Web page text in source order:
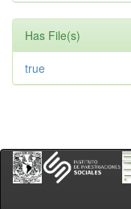
Has File(s)
true